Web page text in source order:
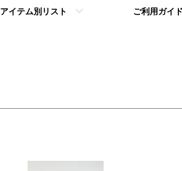
アイテム別リスト ご利用ガイド